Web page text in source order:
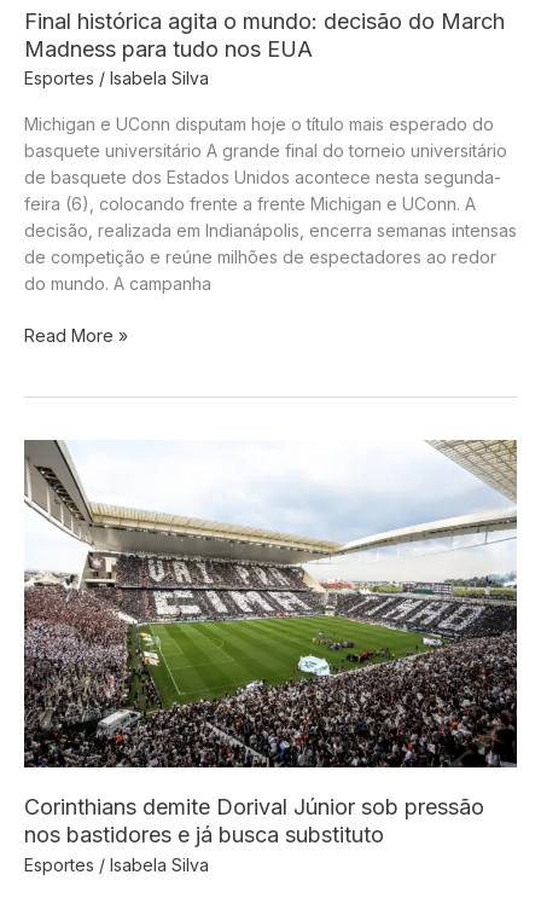
Final histórica agita o mundo: decisão do March
Madness para tudo nos EUA
Esportes / Isabela Silva
Michigan e UConn disputam hoje o título mais esperado do
basquete universitário A grande final do torneio universitário
de basquete dos Estados Unidos acontece nesta segunda-
feira (6), colocando frente a frente Michigan e UConn. A
decisão, realizada em Indianápolis, encerra semanas intensas
de competição e reúne milhões de espectadores ao redor
do mundo. A campanha
Final
mundo:
decisão
do
March
Madness
para
tudo
nos
EUA
Read More »
Corinthians demite Dorival Júnior sob pressão
nos bastidores e já busca substituto
Esportes / Isabela Silva